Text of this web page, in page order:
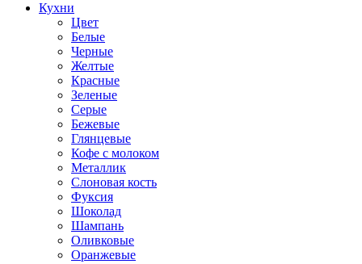
Кухни
Цвет
Белые
Черные
Желтые
Красные
Зеленые
Серые
Бежевые
Глянцевые
Кофе с молоком
Металлик
Слоновая кость
Фуксия
Шоколад
Шампань
Оливковые
Оранжевые